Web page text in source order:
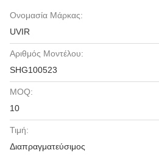
Ονομασία Μάρκας:
UVIR
Αριθμός Μοντέλου:
SHG100523
MOQ:
10
Τιμή:
Διαπραγματεύσιμος